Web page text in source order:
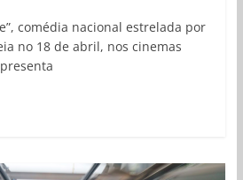
comédia nacional estrelada por
no 18 de abril, nos cinemas